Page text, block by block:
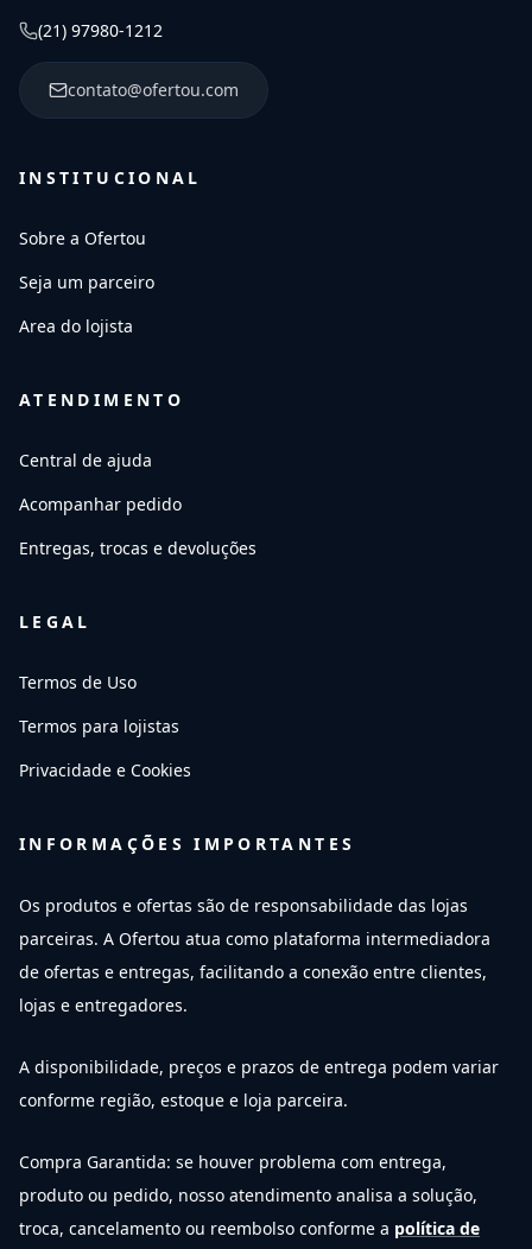
(21) 97980-1212
contato@ofertou.com
INSTITUCIONAL
Sobre a Ofertou
Seja um parceiro
Area do lojista
ATENDIMENTO
Central de ajuda
Acompanhar pedido
Entregas, trocas e devoluções
LEGAL
Termos de Uso
Termos para lojistas
Privacidade e Cookies
INFORMAÇÕES IMPORTANTES
Os produtos e ofertas são de responsabilidade das lojas
parceiras. A Ofertou atua como plataforma intermediadora
de ofertas e entregas, facilitando a conexão entre clientes,
lojas e entregadores.
A disponibilidade, preços e prazos de entrega podem variar
conforme região, estoque e loja parceira.
Compra Garantida: se houver problema com entrega,
produto ou pedido, nosso atendimento analisa a solução,
troca, cancelamento ou reembolso conforme a política de